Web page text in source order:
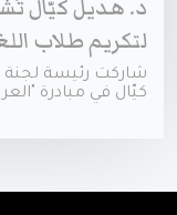
د. هديل كيّال
لتكريم طلاب
شاركت رئيسة لجنة
كيّال في مبادرة